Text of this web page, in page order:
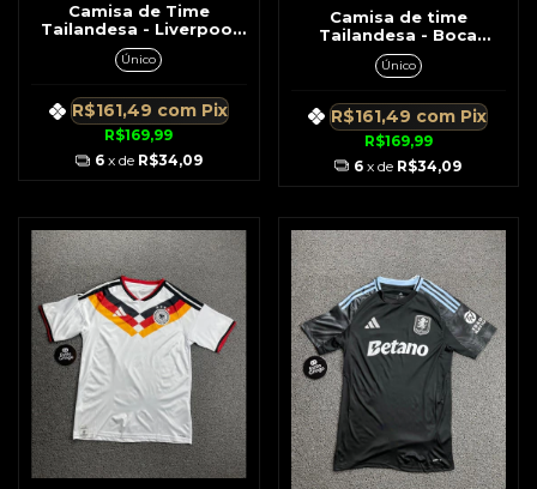
Camisa de Time
Tailandesa - Liverpool
Preto c/ Branco Listras
Brancas No Ombro
Único
R$169,99
R$161,49 com Pix
6 x de R$34,09
Camisa de time
Tailandesa - Boca
Juniors Azul Escuro c/
Amarelo
Único
R$169,99
R$161,49 com Pix
6 x de R$34,09